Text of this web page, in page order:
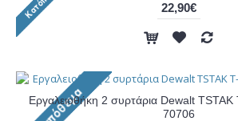
22,90€
Εργαλειοθήκη 2 συρτάρια Dewalt
70706